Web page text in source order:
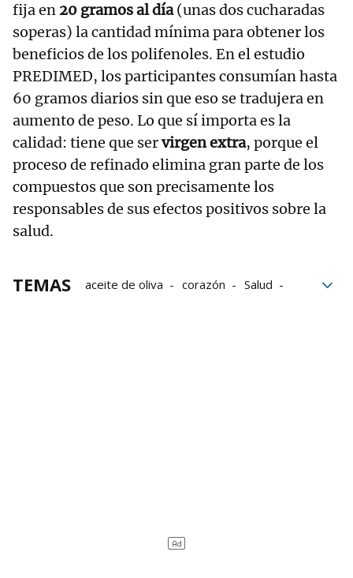
fija en 20 gramos al día(unas dos cucharadas
soperas) la cantidad mínima para obtener los
beneficios de los polifenoles. En el estudio
PREDIMED, los participantes consumían hasta
60 gramos diarios sin que eso se tradujera en
aumento de peso. Lo que sí importa es la
calidad: tiene que servirgen extra, porque el
proceso de refinado elimina gran parte de los
compuestos que son precisamente los
responsables de sus efectos positivos sobre la
salud.
TEMAS aceite de oliva corazón
Salud